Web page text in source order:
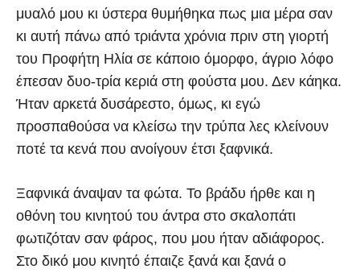
μυαλό μου κι ύστερα θυμήθηκα πως μια μέρα σαν
κι αυτή πάνω από τριάντα χρόνια πριν στη γιορτή
του Προφήτη Ηλία σε κάποιο όμορφο, άγριο λόφο
έπεσαν δυο-τρία κεριά στη φούστα μου. Δεν κάηκα.
Ήταν αρκετά δυσάρεστο, όμως, κι εγώ
προσπαθούσα να κλείσω την τρύπα λες κλείνουν
ποτέ τα κενά που ανοίγουν έτσι ξαφνικά.
Ξαφνικά άναψαν τα φώτα. Το βράδυ ήρθε και η
οθόνη του κινητού του άντρα στο σκαλοπάτι
φωτιζόταν σαν φάρος, που μου ήταν αδιάφορος.
Στο δικό μου κινητό έπαιζε ξανά και ξανά ο